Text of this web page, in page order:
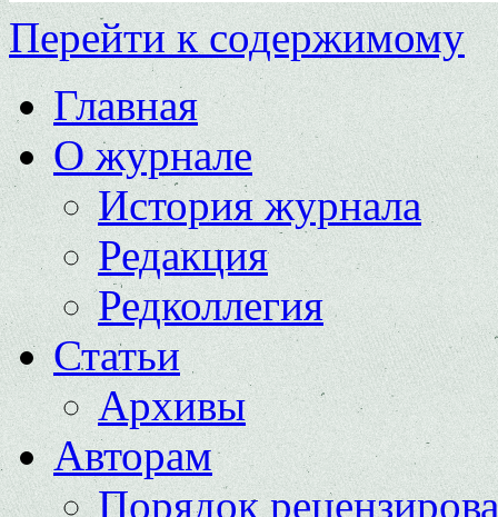
Перейти к содержимому
Главная
О журнале
История журнала
Редакция
Редколлегия
Статьи
Архивы
Авторам
Порядок